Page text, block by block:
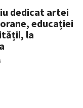
dedicat artei
educației
la